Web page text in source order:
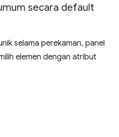
secara default
selama perekaman, panel
elemen dengan atribut